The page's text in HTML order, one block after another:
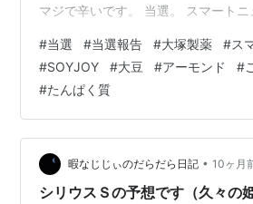
マジで辛いです。 当選。 スマートニ
ーンをやっています。 味は【
ゴマ】のみ。 引換期間は2025年10月
受け取りのコンビニはセブンイレブ
ト、ローソンなどが選べます。 当選
『SOYJOY（ソイジョイ）黒ゴマ』
朝食に。…
#当選 #当選報告 #大塚製薬 #ス
#SOYJOY #大豆 #アーモンド #
#たんぱく質
暇なじじぃのだらだら日記 • 10ヶ月
シリウスＳの予想です（久々の